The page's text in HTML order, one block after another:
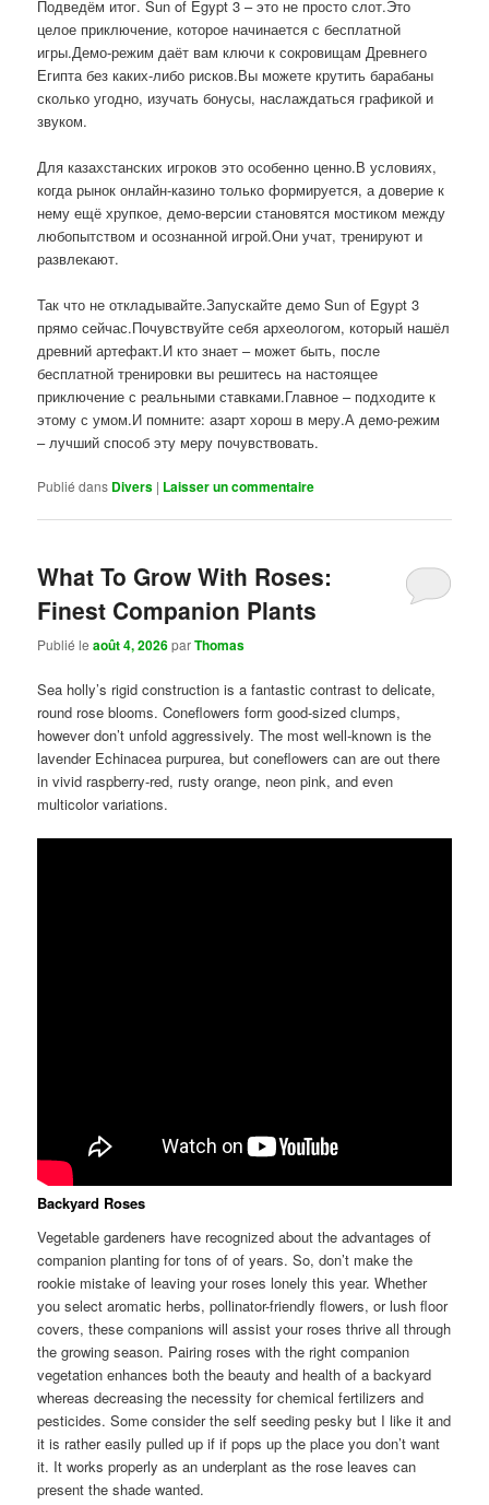
Подведём итог. Sun of Egypt 3 – это не просто слот.Это
целое приключение, которое начинается с бесплатной
игры.Демо-режим даёт вам ключи к сокровищам Древнего
Египта без каких-либо рисков.Вы можете крутить барабаны
сколько угодно, изучать бонусы, наслаждаться графикой и
звуком.
Для казахстанских игроков это особенно ценно.В условиях,
когда рынок онлайн-казино только формируется, а доверие к
нему ещё хрупкое, демо-версии становятся мостиком между
любопытством и осознанной игрой.Они учат, тренируют и
развлекают.
Так что не откладывайте.Запускайте демо Sun of Egypt 3
прямо сейчас.Почувствуйте себя археологом, который нашёл
древний артефакт.И кто знает – может быть, после
бесплатной тренировки вы решитесь на настоящее
приключение с реальными ставками.Главное – подходите к
этому с умом.И помните: азарт хорош в меру.А демо-режим
– лучший способ эту меру почувствовать.
Publié dans Divers | Laisser un commentaire
What To Grow With Roses:
Finest Companion Plants
Publié leaoût 4, 2026parThomas
Sea holly’s rigid construction is a fantastic contrast to delicate,
round rose blooms. Coneflowers form good-sized clumps,
however don’t unfold aggressively. The most well-known is the
lavender Echinacea purpurea, but coneflowers can are out there
in vivid raspberry-red, rusty orange, neon pink, and even
multicolor variations.
Backyard Roses
Vegetable gardeners have recognized about the advantages of
companion planting for tons of of years. So, don’t make the
rookie mistake of leaving your roses lonely this year. Whether
you select aromatic herbs, pollinator-friendly flowers, or lush floor
covers, these companions will assist your roses thrive all through
the growing season. Pairing roses with the right companion
vegetation enhances both the beauty and health of a backyard
whereas decreasing the necessity for chemical fertilizers and
pesticides. Some consider the self seeding pesky but I like it and
it is rather easily pulled up if if pops up the place you don’t want
it. It works properly as an underplant as the rose leaves can
present the shade wanted.